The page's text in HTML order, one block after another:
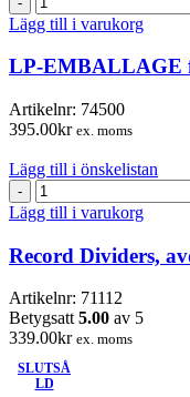
EMBALLAGE
för
LP-
skivor
50-
pack
mängd
Lägg till i varukorg
LP-EMBALLAGE
Artikelnr: 74500
395.00kr ex. moms
Lägg till i önskelistan
Record
Dividers,
avdelare,
LP-
skivor
25-
pack
mängd
Lägg till i varukorg
Record Dividers,
Artikelnr: 71112
Betygsatt 5.00 av 5
339.00kr ex. moms
SLUTSÅ
LD